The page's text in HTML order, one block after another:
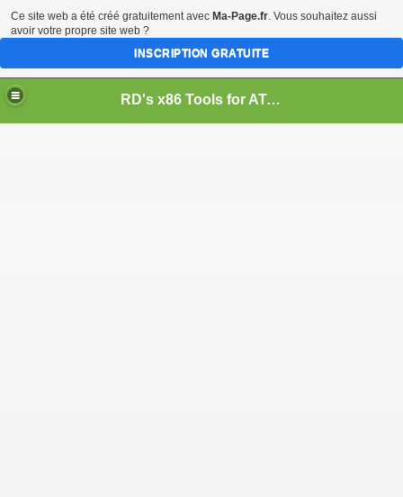
RD's x86 Tools for ATARI 8-BIT & 16/32-BIT Computers
Ce site web a été créé gratuitement avec Ma-Page.fr. Vous souhaitez aussi
avoir votre propre site web ?
INSCRIPTION GRATUITE